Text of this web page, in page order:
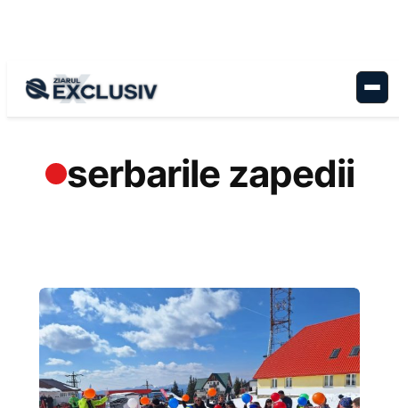
serbarile zapedii